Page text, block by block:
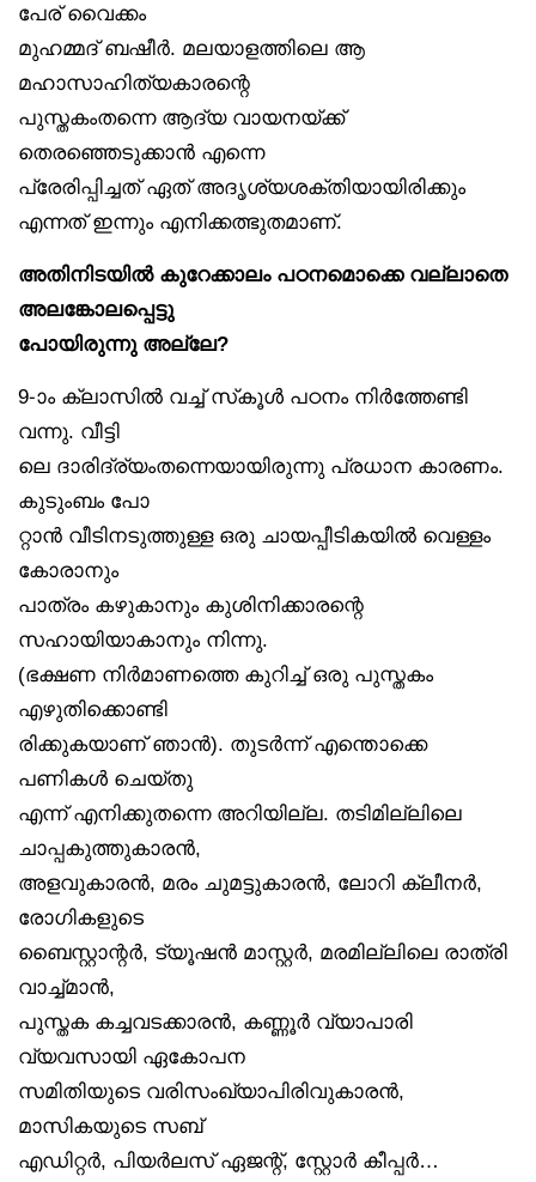
പേര് വൈക്കം
മുഹമ്മദ് ബഷീർ. മലയാളത്തിലെ ആ
മഹാസാഹിത്യകാരന്റെ
പുസ്തകംതന്നെ ആദ്യ വായനയ്ക്ക്
തെരഞ്ഞെടുക്കാൻ എന്നെ
പ്രേരിപ്പിച്ചത് ഏത് അദൃശ്യശക്തിയായിരിക്കും
എന്നത് ഇന്നും എനിക്കത്ഭുതമാണ്.
അതിനിടയിൽ കുറേക്കാലം പഠനമൊക്കെ വല്ലാതെ
അലങ്കോലപ്പെട്ടു
പോയിരുന്നു അല്ലേ?
9-ാം ക്ലാസിൽ വച്ച് സ്‌കൂൾ പഠനം നിർത്തേണ്ടി
വന്നു. വീട്ടി
ലെ ദാരിദ്ര്യംതന്നെയായിരുന്നു പ്രധാന കാരണം.
കുടുംബം പോ
റ്റാൻ വീടിനടുത്തുള്ള ഒരു ചായപ്പീടികയിൽ വെള്ളം
കോരാനും
പാത്രം കഴുകാനും കുശിനിക്കാരന്റെ
സഹായിയാകാനും നിന്നു.
(ഭക്ഷണ നിർമാണത്തെ കുറിച്ച് ഒരു പുസ്തകം
എഴുതിക്കൊണ്ടി
രിക്കുകയാണ് ഞാൻ). തുടർന്ന് എന്തൊക്കെ
പണികൾ ചെയ്തു
എന്ന് എനിക്കുതന്നെ അറിയില്ല. തടിമില്ലിലെ
ചാപ്പകുത്തുകാരൻ,
അളവുകാരൻ, മരം ചുമട്ടുകാരൻ, ലോറി ക്ലീനർ,
രോഗികളുടെ
ബൈസ്റ്റാന്റർ, ട്യൂഷൻ മാസ്റ്റർ, മരമില്ലിലെ രാത്രി
വാച്ച്മാൻ,
പുസ്തക കച്ചവടക്കാരൻ, കണ്ണൂർ വ്യാപാരി
വ്യവസായി ഏകോപന
സമിതിയുടെ വരിസംഖ്യാപിരിവുകാരൻ,
മാസികയുടെ സബ്
എഡിറ്റർ, പിയർലസ് ഏജന്റ്, സ്റ്റോർ കീപ്പർ…